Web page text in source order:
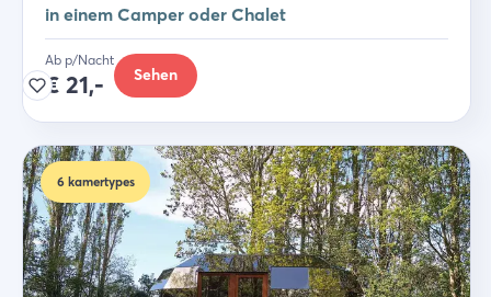
in einem Camper oder Chalet
Ab p/Nacht
€ 21,- Sehen
6 kamertypes